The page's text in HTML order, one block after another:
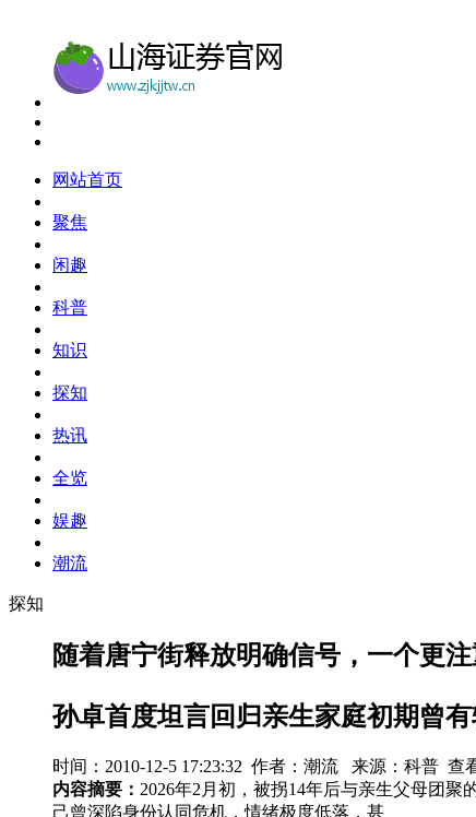
网站首页
聚焦
闲趣
科普
知识
探知
热讯
全览
娱趣
潮流
探知
随着唐宁街释放明确信号，一个更
孙卓首度坦言回归亲生家庭初期曾
时间：2010-12-5 17:23:32 作者：潮流 来源：科普 查
内容摘要： 2026年2月初，被拐14年后与亲生父母团
己曾深陷身份认同危机，情绪极度低落，甚